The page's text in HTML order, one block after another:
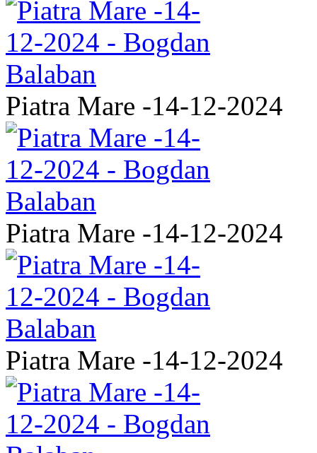
Piatra Mare -14-12-2024
Piatra Mare -14-12-2024
Piatra Mare -14-12-2024